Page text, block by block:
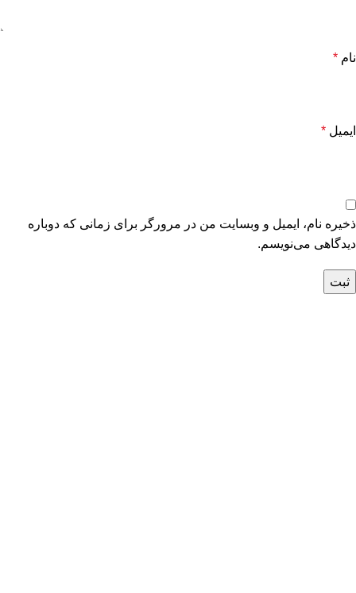
نام *
ایمیل *
ذخیره نام، ایمیل و وبسایت من در مرورگر برای زمانی که دوباره
دیدگاهی می‌نویسم.